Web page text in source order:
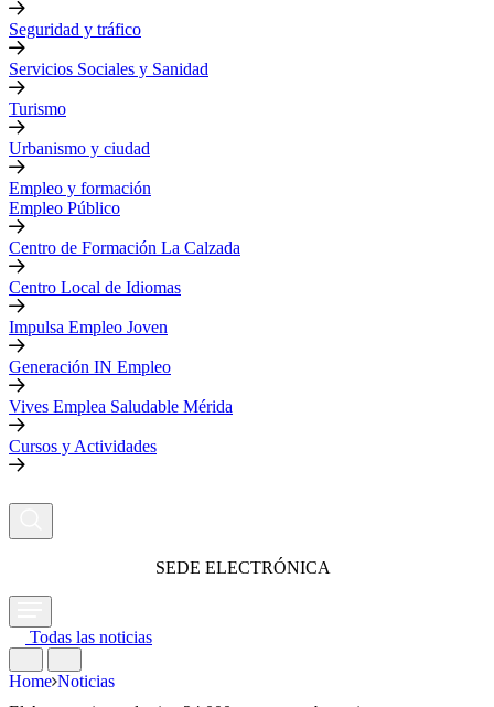
Seguridad y tráfico
Servicios Sociales y Sanidad
Turismo
Urbanismo y ciudad
Empleo y formación
Empleo Público
Centro de Formación La Calzada
Centro Local de Idiomas
Impulsa Empleo Joven
Generación IN Empleo
Vives Emplea Saludable Mérida
Cursos y Actividades
SEDE ELECTRÓNICA
Todas las noticias
Home Noticias